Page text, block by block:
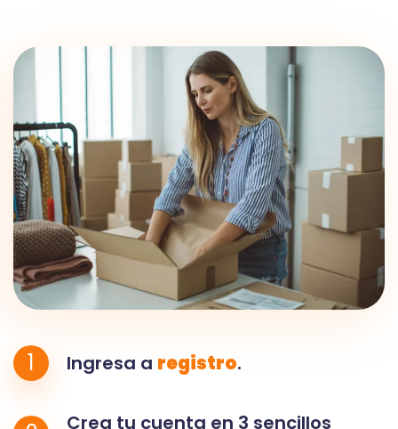
1 Ingresa a registro.
Crea tu cuenta en 3 sencillos